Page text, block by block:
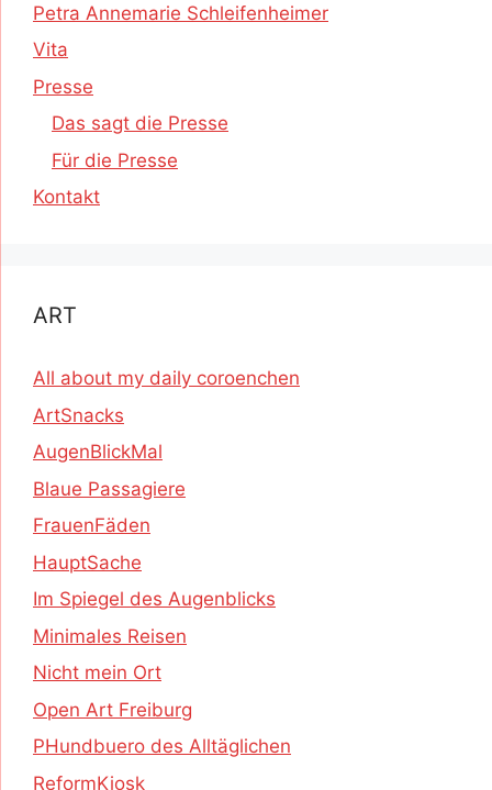
Petra Annemarie Schleifenheimer
Vita
Presse
Das sagt die Presse
Für die Presse
Kontakt
ART
All about my daily coroenchen
ArtSnacks
AugenBlickMal
Blaue Passagiere
FrauenFäden
HauptSache
Im Spiegel des Augenblicks
Minimales Reisen
Nicht mein Ort
Open Art Freiburg
PHundbuero des Alltäglichen
ReformKiosk